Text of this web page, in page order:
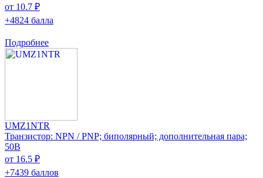
от 10.7 ₽
+4824 балла
Подробнее
UMZ1NTR
Транзистор: NPN / PNP; биполярный; дополнительная пара;
50В
от 16.5 ₽
+7439 баллов